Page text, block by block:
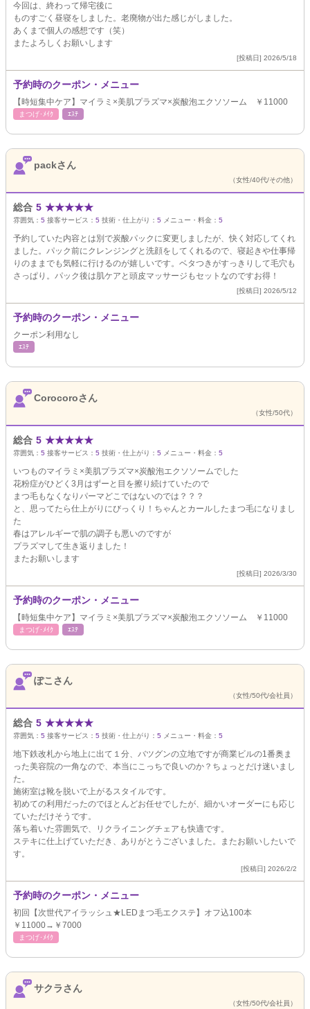
今回は、終わって帰宅後に
ものすごく昼寝をしました。老廃物が出た感じがしました。
あくまで個人の感想です（笑）
またよろしくお願いします
[投稿日] 2026/5/18
予約時のクーポン・メニュー
【時短集中ケア】マイラミ×美肌プラズマ×炭酸泡エクソソーム ￥11000
まつげ･ﾒｲｸ ｴｽﾃ
packさん
（女性/40代/その他）
総合 5 ★★★★★
雰囲気： 5 接客サービス： 5 技術・仕上がり： 5 メニュー・料金： 5
予約していた内容とは別で炭酸パックに変更しましたが、快く対応してくれ
ました。パック前にクレンジングと洗顔をしてくれるので、寝起きや仕事帰
りのままでも気軽に行けるのが嬉しいです。ベタつきがすっきりして毛穴も
さっぱり。パック後は肌ケアと頭皮マッサージもセットなのですお得！
[投稿日] 2026/5/12
予約時のクーポン・メニュー
クーポン利用なし
ｴｽﾃ
Corocoroさん
（女性/50代）
総合 5 ★★★★★
雰囲気： 5 接客サービス： 5 技術・仕上がり： 5 メニュー・料金： 5
いつものマイラミ×美肌プラズマ×炭酸泡エクソソームでした
花粉症がひどく3月はずーと目を擦り続けていたので
まつ毛もなくなりパーマどこではないのでは？？？
と、思ってたら仕上がりにびっくり！ちゃんとカールしたまつ毛になりまし
た
春はアレルギーで肌の調子も悪いのですが
プラズマして生き返りました！
またお願いします
[投稿日] 2026/3/30
予約時のクーポン・メニュー
【時短集中ケア】マイラミ×美肌プラズマ×炭酸泡エクソソーム ￥11000
まつげ･ﾒｲｸ ｴｽﾃ
ぽこさん
（女性/50代/会社員）
総合 5 ★★★★★
雰囲気： 5 接客サービス： 5 技術・仕上がり： 5 メニュー・料金： 5
地下鉄改札から地上に出て１分、バツグンの立地ですが商業ビルの1番奥ま
った美容院の一角なので、本当にこっちで良いのか？ちょっとだけ迷いまし
た。
施術室は靴を脱いで上がるスタイルです。
初めての利用だったのでほとんどお任せでしたが、細かいオーダーにも応じ
ていただけそうです。
落ち着いた雰囲気で、リクライニングチェアも快適です。
ステキに仕上げていただき、ありがとうございました。またお願いしたいで
す。
[投稿日] 2026/2/2
予約時のクーポン・メニュー
初回【次世代アイラッシュ★LEDまつ毛エクステ】オフ込100本
￥11000→￥7000
まつげ･ﾒｲｸ
サクラさん
（女性/50代/会社員）